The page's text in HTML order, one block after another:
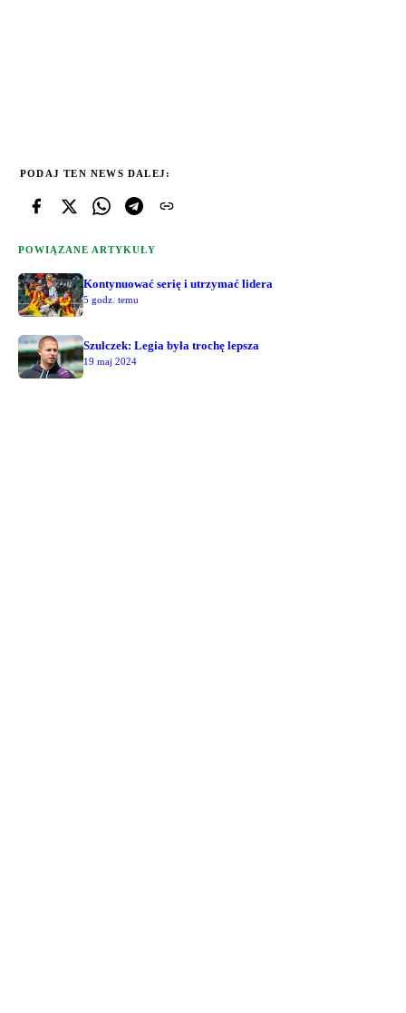
PODAJ TEN NEWS DALEJ:
POWIĄZANE ARTYKUŁY
Kontynuować serię i utrzymać lidera
5 godz. temu
Szulczek: Legia była trochę lepsza
19 maj 2024